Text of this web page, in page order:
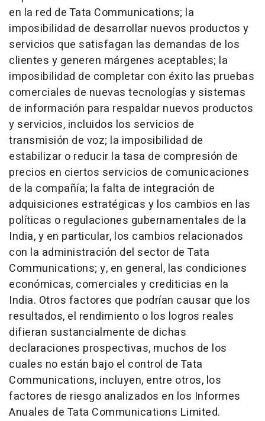
en la red de Tata Communications; la
imposibilidad de desarrollar nuevos productos y
servicios que satisfagan las demandas de los
clientes y generen márgenes aceptables; la
imposibilidad de completar con éxito las pruebas
comerciales de nuevas tecnologías y sistemas
de información para respaldar nuevos productos
y servicios, incluidos los servicios de
transmisión de voz; la imposibilidad de
estabilizar o reducir la tasa de compresión de
precios en ciertos servicios de comunicaciones
de la compañía; la falta de integración de
adquisiciones estratégicas y los cambios en las
políticas o regulaciones gubernamentales de la
India, y en particular, los cambios relacionados
con la administración del sector de Tata
Communications; y, en general, las condiciones
económicas, comerciales y crediticias en la
India. Otros factores que podrían causar que los
resultados, el rendimiento o los logros reales
difieran sustancialmente de dichas
declaraciones prospectivas, muchos de los
cuales no están bajo el control de Tata
Communications, incluyen, entre otros, los
factores de riesgo analizados en los Informes
Anuales de Tata Communications Limited.